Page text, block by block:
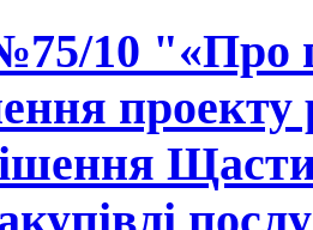
10 "«Про
проекту